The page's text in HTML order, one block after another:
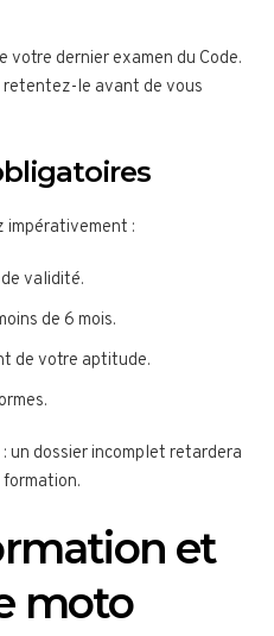
dernier examen du Code.
retentez-le avant de vous
impérativement :
validité.
de 6 mois.
de votre aptitude.
un dossier incomplet retardera
formation.
et
moto